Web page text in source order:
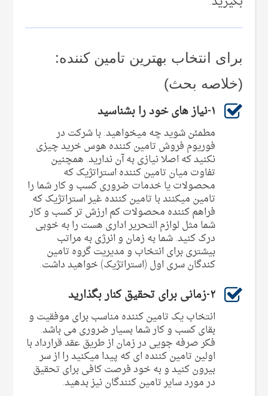
برای انتخاب بهترین تامین کننده:
(خلاصه بحث)
۱-نیاز های خود را بشناسید
مطمئن شوید چه میخواهید. با شرکت در
فوریوم فروش تامین کننده هوس خرید چیزی
نکنید که اصلا نیازی به آن ندارید. همچنین
تفاوت میان تامین کننده استراتژیک که
محصولات یا خدمات ضروری کسب و کار شما را
تامین میکنند با تامین کننده غیر استراتژیک که
فراهم کننده محصولات کم ارزش تر کسب و کار
شما مثل لوازم التحریر اداری هست را به خوبی
درک کنید. شما به زمان و انرژی به مراتب
بیشتری برای انتخاب و مدیریت گروه تامین
کندگان سری اول (استراتژیک) خواهید داشت.
۲-زمانی برای تحقیق کنار بگذارید
انتخاب یک تامین کننده مناسب برای موفقیت و
بقای کسب و کار شما بسیار ضروری می باشد.
فکر صرفه جویی در زمان از طریق عقد قرارداد با
اولین تامین کننده ای که پیدا میکنید را از سر
بیرون کنید و به خود فرصت کافی برای تحقیق
در مورد سایر تامین کنندگان نیز بدهید.